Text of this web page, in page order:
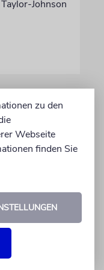
Johnson
Fragen
eine
zu den
Webseite
finden Sie